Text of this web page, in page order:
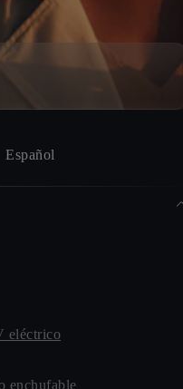
Español
eléctrico
enchufable